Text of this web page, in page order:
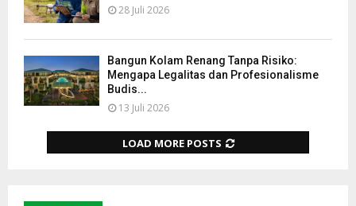
28 Juli 2026
Bangun Kolam Renang Tanpa Risiko:
Mengapa Legalitas dan Profesionalisme
Budis...
13 Juli 2026
LOAD MORE POSTS